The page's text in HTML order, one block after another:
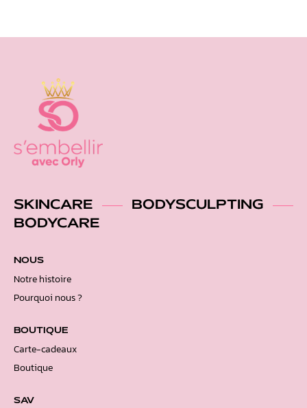
SKINCARE
BODYSCULPTING
BODYCARE
NOUS
Notre histoire
Pourquoi nous ?
BOUTIQUE
Carte-cadeaux
Boutique
SAV